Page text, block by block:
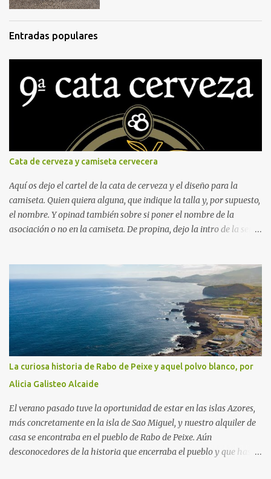
Entradas populares
Cata de cerveza y camiseta cervecera
Aquí os dejo el cartel de la cata de cerveza y el diseño para la
camiseta. Quien quiera alguna, que indique la talla y, por supuesto,
el nombre. Y opinad también sobre si poner el nombre de la
asociación o no en la camiseta. De propina, dejo la intro de la serie
él mismo en el programa "El pelotazo" de Canal Sur.
La curiosa historia de Rabo de Peixe y aquel polvo blanco, por
Alicia Galisteo Alcaide
El verano pasado tuve la oportunidad de estar en las islas Azores,
más concretamente en la isla de Sao Miguel, y nuestro alquiler de
casa se encontraba en el pueblo de Rabo de Peixe. Aún
desconocedores de la historia que encerraba el pueblo y que hasta